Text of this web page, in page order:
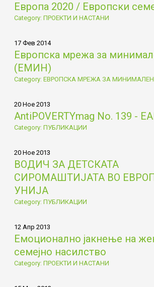
Европа 2020 / Европски
Category: ПРОЕКТИ И НАСТАНИ
17 Фев 2014
Европска мрежа за
(ЕМИН)
Category: ЕВРОПСКА МРЕЖА ЗА МИНИМАЛЕН
20 Ное 2013
AntiPOVERTYmag No. 139 -
Category: ПУБЛИКАЦИИ
20 Ное 2013
ВОДИЧ ЗА ДЕТСКАТА
СИРОМАШТИЈАТА ВО
УНИЈА
Category: ПУБЛИКАЦИИ
12 Апр 2013
Емоционално јакнење на
семејно насилство
Category: ПРОЕКТИ И НАСТАНИ